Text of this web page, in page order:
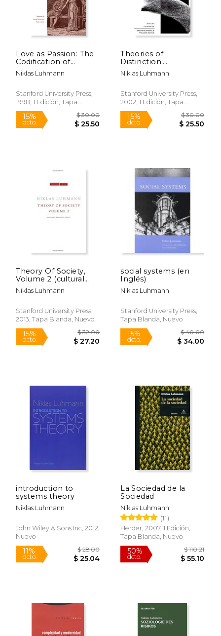
15%
dcto. $ 21.63
50%
Love as Passion: The
Codification of
Intimacy (Cultural
Memory in the
Niklas Luhmann
Stanford University Press,
1998, 1 Edición, Tapa
Blanda, Nuevo
15% $ 30.00
Theories of
Distinction:
Redescribing the
Descriptions of
Redescribing the
Escriptions of
Memory in the
Present) (en Inglés)
Niklas Luhmann
Stanford University Press,
2002, 1 Edición, Tapa
Blanda, Nuevo
15% $
Theory Of Society,
Volume 2 (cultural
Memory In The
Present) (en Inglés)
Niklas Luhmann
Stanford University Press,
2013, Tapa Blanda, Nuevo
15%
social systems (en
Inglés)
Niklas Luhmann
Stanford University Press,
Tapa Blanda, Nuevo
15%
introduction to
systems theory
Niklas Luhmann
John Wiley & Sons Inc, 2012,
Nuevo
La Sociedad de la
Sociedad
Niklas Luhmann
(11)
Herder, 2007, 1 Edición,
Tapa Blanda, Nuevo